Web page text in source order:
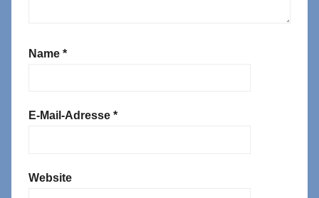
Name *
E-Mail-Adresse *
Website